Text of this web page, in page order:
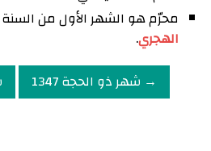
محرّم هو الشهر الأول من السنة
الهجري.
→ شهر ذو الحجة 1347